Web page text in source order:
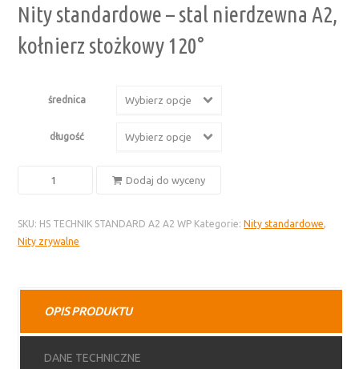
Nity standardowe – stal nierdzewna A2,
kołnierz stożkowy 120°
średnica Wybierz opcje
długość Wybierz opcje
–
stal
stożkowy
120°
Dodaj do wyceny
SKU: HS TECHNIK STANDARD A2 A2 WP Kategorie:Nity standardowe,
Nity zrywalne
OPIS PRODUKTU
DANE TECHNICZNE